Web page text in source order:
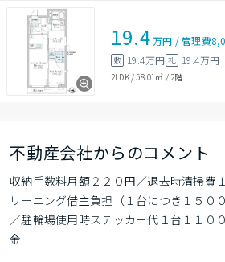
19.4万円 /管理費
敷 19.4万円 礼 19.4万円
2LDK/58.01㎡ / 2階
不動産会社からのコメント
収納手数料月額２２０円／退去時清掃費
リーニング借主負担（１台につき１５０
／駐輪場使用時ステッカー代１台１１０
金